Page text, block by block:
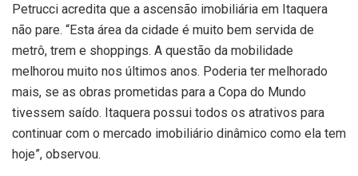
Petrucci acredita que a ascensão imobiliária em Itaquera
não pare. “Esta área da cidade é muito bem servida de
metrô, trem e shoppings. A questão da mobilidade
melhorou muito nos últimos anos. Poderia ter melhorado
mais, se as obras prometidas para a Copa do Mundo
tivessem saído. Itaquera possui todos os atrativos para
continuar com o mercado imobiliário dinâmico como ela tem
hoje”, observou.